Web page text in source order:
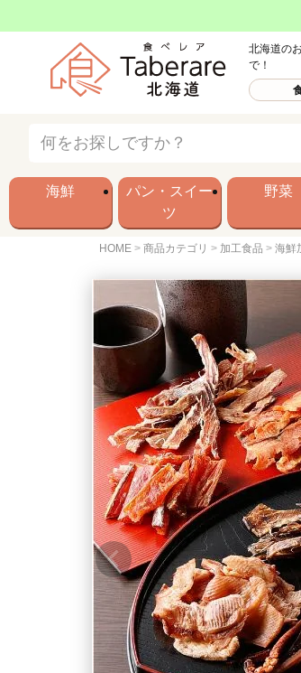
北海道の
で！
海鮮
パン・スイー
ツ
野菜
HOME 商品カテゴリ 加工食品 海鮮